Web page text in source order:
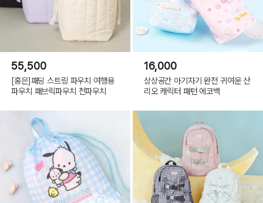
55,500
[홍은]패딩 스트링 파우치 여행용
파우치 패브릭파우치 천파우치
16,000
상상공간 아기자기 완전 귀여운 산
리오 캐릭터 패턴 에코백